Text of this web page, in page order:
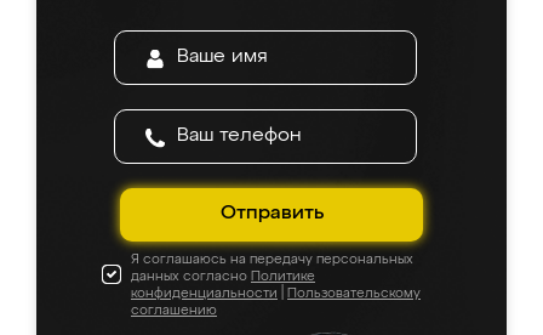
Отправить
Я соглашаюсь на передачу персональных
данных согласно Политике
конфиденциальности
Пользовательскому
соглашению